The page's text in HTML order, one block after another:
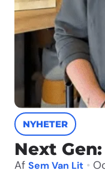
NYHETER
Next
Af Sem Van Lit •